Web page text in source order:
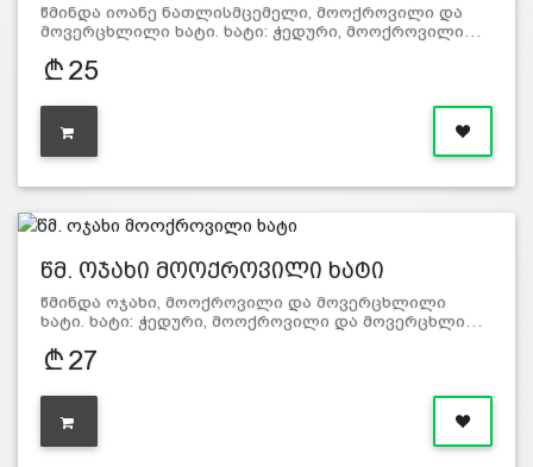
წმინდა იოანე ნათლისმცემელი, მოოქროვილი და
მოვერცხლილი ხატი. ხატი: ჭედური, მოოქროვილი…
25
წმ. ოჯახი მოოქროვილი ხატი
წმინდა ოჯახი, მოოქროვილი და მოვერცხლილი
ხატი. ხატი: ჭედური, მოოქროვილი და მოვერცხლი…
27